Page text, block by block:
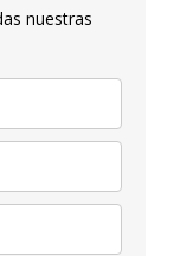
nuestras